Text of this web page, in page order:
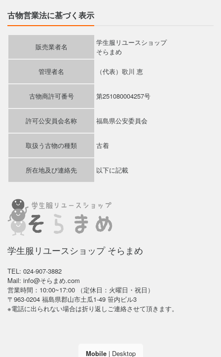
古物営業法に基づく表示
販売業者名
学生服リユースショップ
そらまめ
管理者名 （代表）歌川 恵
古物商許可番号 第251080004257号
許可公安員会名称 福島県公安委員会
取扱う古物の種類 古着
所在地及び連絡先 以下に記載
学生服リユースショップ そらまめ
TEL: 024-907-3882
Mail: info@そらまめ.com
営業時間：10:00~17:00 （定休日：火曜日・祝日）
〒963-0204 福島県郡山市土瓜1-49 笹内ビル3
※電話に出られない場合は折り返しご連絡させて頂きます。
Mobile| Desktop